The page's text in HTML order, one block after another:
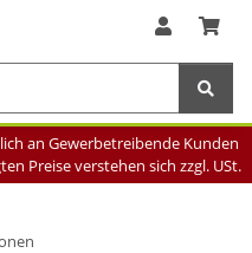
an Gewerbetreibende Kunden
Preise verstehen sich zzgl. USt.